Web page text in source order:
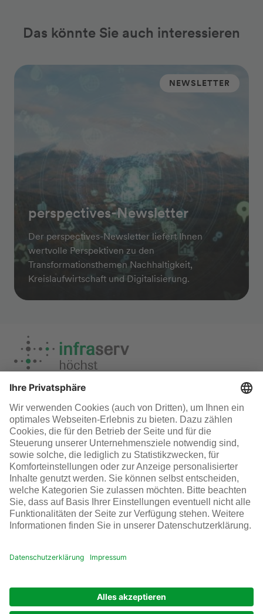
Das könnte Sie auch interessieren
NEWSLETTER
perspectives-Newsletter
Der perspectives-Newsletter liefert Ihnen
wertvolle Perspektiven zu den
Transformationsthemen Nachhaltigkeit,
Kreislaufwirtschaft und Digitalisierung.
Übersicht perspectives Magazin
Infraserv Höchst
Karriere bei uns
© Infraserv Höchst